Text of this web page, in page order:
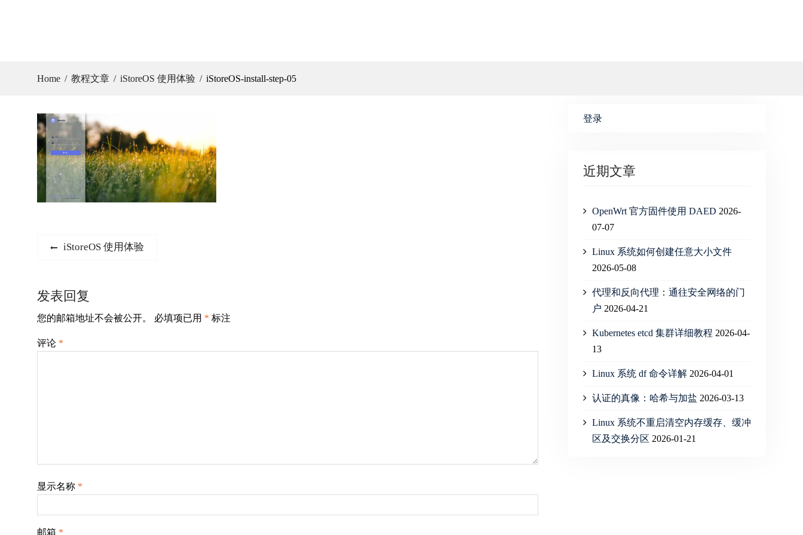
Home 教程文章 iStoreOS 使用体验 iStoreOS-install-step-05
文
导
航
Previous
iStoreOS 使用体验
发表回复
您的邮箱地址不会被公开。 必填项已用 * 标注
评论 *
显示名称 *
邮箱 *
登录
近期文章
OpenWrt 官方固件使用 DAED 2026-
07-07
Linux 系统如何创建任意大小文件
2026-05-08
代理和反向代理：通往安全网络的门
户 2026-04-21
Kubernetes etcd 集群详细教程 2026-04-
13
Linux 系统 df 命令详解 2026-04-01
认证的真像：哈希与加盐 2026-03-13
Linux 系统不重启清空内存缓存、缓冲
区及交换分区 2026-01-21